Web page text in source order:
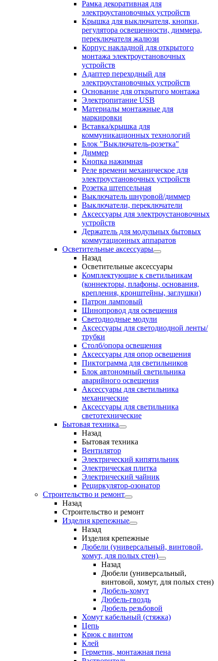
Рамка декоративная для
электроустановочных устройств
Крышка для выключателя, кнопки,
регулятора освещенности, диммера,
переключателя жалюзи
Корпус накладной для открытого
монтажа электроустановочных
устройств
Адаптер переходный для
электроустановочных устройств
Основание для открытого монтажа
Электропитание USB
Материалы монтажные для
маркировки
Вставка/крышка для
коммуникационных технологий
Блок "Выключатель-розетка"
Диммер
Кнопка нажимная
Реле времени механическое для
электроустановочных устройств
Розетка штепсельная
Выключатель шнуровой/диммер
Выключатели, переключатели
Аксессуары для электроустановочных
устройств
Держатель для модульных бытовых
коммутационных аппаратов
Осветительные аксессуары
Назад
Осветительные аксессуары
Комплектующие к светильникам
(коннекторы, плафоны, основания,
крепления, кронштейны, заглушки)
Патрон ламповый
Шинопровод для освещения
Светодиодные модули
Аксессуары для светодиодной ленты/
трубки
Столб/опора освещения
Аксессуары для опор освещения
Пиктограмма для светильников
Блок автономный светильника
аварийного освещения
Аксессуары для светильника
механические
Аксессуары для светильника
светотехнические
Бытовая техника
Назад
Бытовая техника
Вентилятор
Электрический кипятильник
Электрическая плитка
Электрический чайник
Рециркулятор-озонатор
Строительство и ремонт
Назад
Строительство и ремонт
Изделия крепежные
Назад
Изделия крепежные
Дюбели (универсальный, винтовой,
хомут, для полых стен)
Назад
Дюбели (универсальный,
винтовой, хомут, для полых стен)
Дюбель-хомут
Дюбель-гвоздь
Дюбель резьбовой
Хомут кабельный (стяжка)
Цепь
Крюк с винтом
Клей
Герметик, монтажная пена